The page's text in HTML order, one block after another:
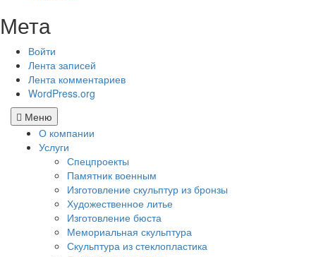
Мета
Войти
Лента записей
Лента комментариев
WordPress.org
Меню
О компании
Услуги
Спецпроекты
Памятник военным
Изготовление скульптур из бронзы
Художественное литье
Изготовление бюста
Мемориальная скульптура
Скульптура из стеклопластика